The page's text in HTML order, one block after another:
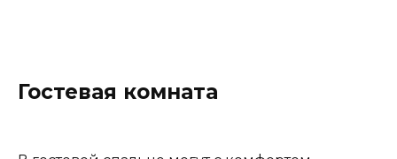
Гостевая комната